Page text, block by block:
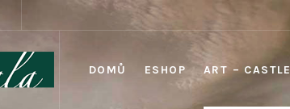
DOMŮ ESHOP ART – CASTLE